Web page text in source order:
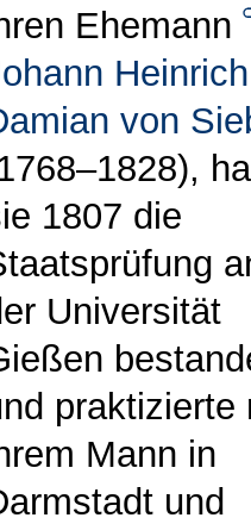
Ehemann
Heinrich
von
1807 die
Universität
praktizierte
Mann in
und